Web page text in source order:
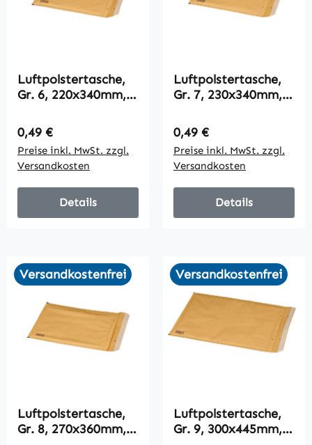
Luftpolstertasche,
Gr. 6, 220x340mm,
Regulärer Preis:
0,49 €
Preise inkl. MwSt. zzgl.
Versandkosten
Details
Luftpolstertasche,
Gr. 7, 230x340mm,
Regulärer Preis:
0,49 €
Preise inkl. MwSt. zzgl.
Versandkosten
Details
Versandkostenfrei
Luftpolstertasche,
Gr. 8, 270x360mm,
Versandkostenfrei
Luftpolstertasche,
Gr. 9, 300x445mm,